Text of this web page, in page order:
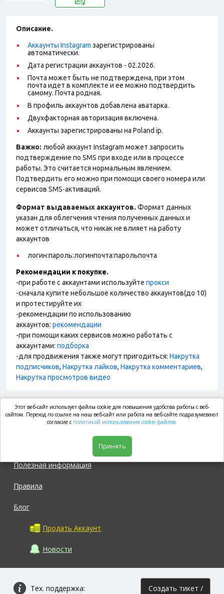
Описание.
Аккаунты Instagram зарегистрированы
автоматически.
Дата регистрации аккаунтов - 02.2026.
Почта может быть не подтверждена, при этом
почта идет в комплекте и ее можно подтвердить
самому. Почта родная.
В профиль аккаунтов добавлена аватарка.
Двухфакторная авторизация включена.
Аккаунты зарегистрированы на Poland ip.
Важно: любой аккаунт Instagram может запросить
подтверждение по SMS при входе или в процессе
работы. Это считается нормальным явлением.
Подтвердить его можно при помощи своего номера или
сервисов SMS-активаций.
Формат выдаваемых аккаунтов. Формат данных
указан для облегчения чтения полученных данных и
может отличаться, что никак не влияет на работу
аккаунтов
логин:пароль:логинпочта:парольпочта
Рекомендации к покупке.
-при работе с аккаунтами используйте прокси
-сначала купите небольшое количество аккаунтов(до 10)
и протестируйте их
-рекомендации по использованию
аккаунтов: рекомендации
-при помощи каких сервисов можно работать с
аккаунтами: подборка
-для продвижения также могут пригодиться: Накрутка
подписчиков, Накрутка лайков, Накрутка комментариев,
Накрутка просмотров видео
market.com
Полезная информация
Правила
Блог
Продать Аккаунт
Новости
Тех. поддержка: Создать тикет /
Этот веб-сайт использует файлы cookie для повышения удобства работы с веб-
сайтом. Переход по ссылке на наш веб-сайт или работа на веб-сайте подразумевают
согласие с политикой использования cookie файлов.
Принять